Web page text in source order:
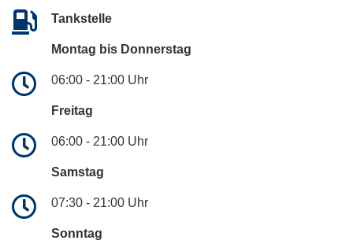
Tankstelle
Montag bis Donnerstag
06:00 - 21:00 Uhr
Freitag
06:00 - 21:00 Uhr
Samstag
07:30 - 21:00 Uhr
Sonntag